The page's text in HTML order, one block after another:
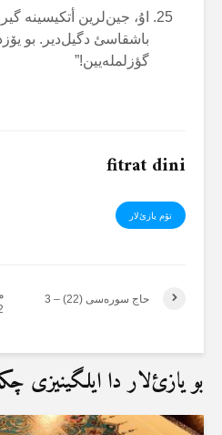
اۇ، جین‌لرین أتکیسینە
باشقاسئ دگیل‌دیر. بو
گؤزلملەیین!”
fitrat dini
تۆم یازئ‌لار
حاج سورەسی (22) – 3
بو یازئ‌لار دا ایلگینیزی